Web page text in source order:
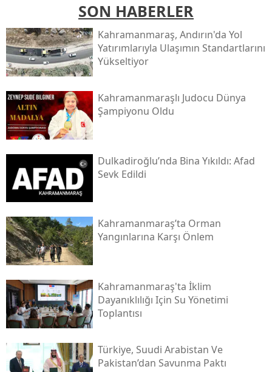
SON HABERLER
Kahramanmaraş, Andırın'da Yol
Yatırımlarıyla Ulaşımın Standartlarını
Yükseltiyor
Kahramanmaraşlı Judocu Dünya
Şampiyonu Oldu
Dulkadiroğlu’nda Bina Yıkıldı: Afad
Sevk Edildi
Kahramanmaraş’ta Orman
Yangınlarına Karşı Önlem
Kahramanmaraş'ta İklim
Dayanıklılığı Için Su Yönetimi
Toplantısı
Türkiye, Suudi Arabistan Ve
Pakistan’dan Savunma Paktı